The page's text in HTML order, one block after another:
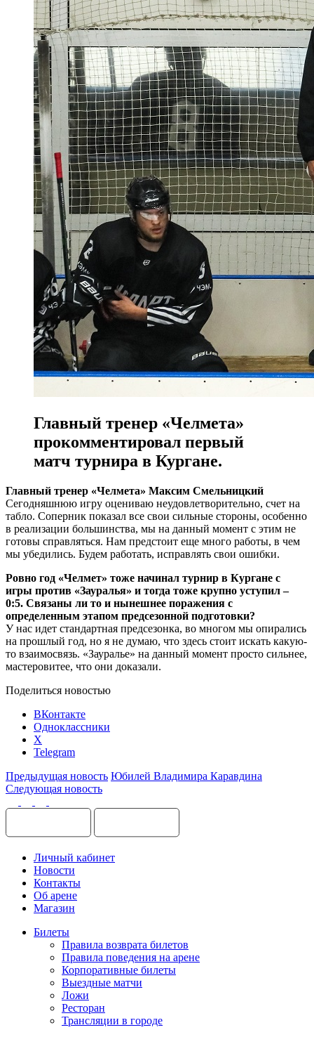
Главный тренер «Челмета»
прокомментировал первый
матч турнира в Кургане.
Главный тренер «Челмета» Максим Смельницкий
Сегодняшнюю игру оцениваю неудовлетворительно, счет на
табло. Соперник показал все свои сильные стороны, особенно
в реализации большинства, мы на данный момент с этим не
готовы справляться. Нам предстоит еще много работы, в чем
мы убедились. Будем работать, исправлять свои ошибки.
Ровно год «Челмет» тоже начинал турнир в Кургане с
игры против «Зауралья» и тогда тоже крупно уступил –
0:5. Связаны ли то и нынешнее поражения с
определенным этапом предсезонной подготовки?
У нас идет стандартная предсезонка, во многом мы опирались
на прошлый год, но я не думаю, что здесь стоит искать какую-
то взаимосвязь. «Зауралье» на данный момент просто сильнее,
мастеровитее, что они доказали.
Поделиться новостью
ВКонтакте
Одноклассники
X
Telegram
Предыдущая новость Юбилей Владимира Каравдина
Следующая новость
Личный кабинет
Новости
Контакты
Об арене
Магазин
Билеты
Правила возврата билетов
Правила поведения на арене
Корпоративные билеты
Выездные матчи
Ложи
Ресторан
Трансляции в городе